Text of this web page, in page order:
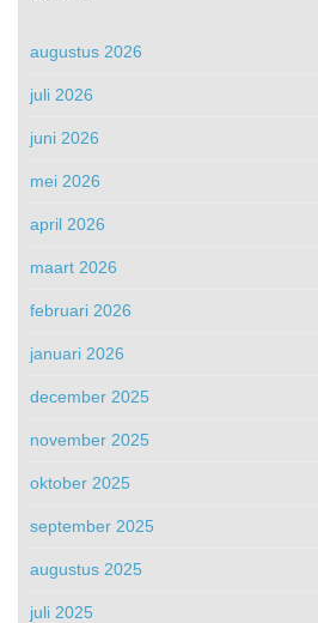
augustus 2026
juli 2026
juni 2026
mei 2026
april 2026
maart 2026
februari 2026
januari 2026
december 2025
november 2025
oktober 2025
september 2025
augustus 2025
juli 2025